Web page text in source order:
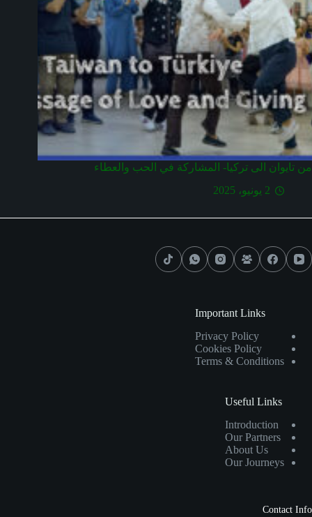
من تايوان الى تركيا- المشاركة في الحب والعطاء
2 يونيو، 2025
Important Links
Privacy Policy
Cookies Policy
Terms & Conditions
Useful Links
Introduction
Our Partners
About Us
Our Journeys
Contact Info